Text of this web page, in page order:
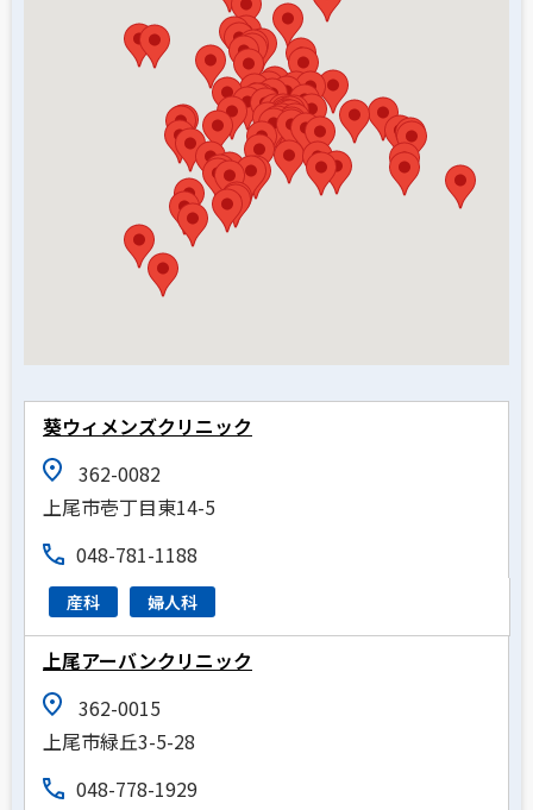
葵ウィメンズクリニック
362-0082
上尾市壱丁目東14-5
048-781-1188
産科 婦人科
上尾アーバンクリニック
362-0015
上尾市緑丘3-5-28
048-778-1929